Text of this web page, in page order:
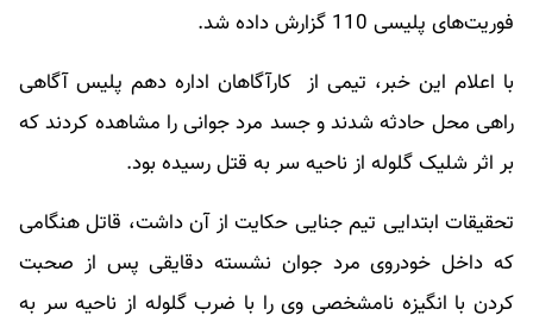
فوریت‌های پلیسی 110 گزارش داده شد.
با اعلام این خبر، تیمی از کارآگاهان اداره دهم پلیس آگاهی
راهی محل حادثه شدند و جسد مرد جوانی را مشاهده کردند که
بر اثر شلیک گلوله از ناحیه سر به قتل رسیده بود.
تحقیقات ابتدایی تیم جنایی حکایت از آن داشت، قاتل هنگامی
که داخل خودروی مرد جوان نشسته دقایقی پس از صحبت
کردن با انگیزه نامشخصی وی را با ضرب گلوله از ناحیه سر به